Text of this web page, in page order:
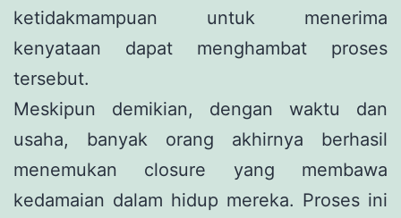
ketidakmampuan untuk menerima
kenyataan dapat menghambat proses
tersebut.
Meskipun demikian, dengan waktu dan
usaha, banyak orang akhirnya berhasil
menemukan closure yang membawa
kedamaian dalam hidup mereka. Proses ini